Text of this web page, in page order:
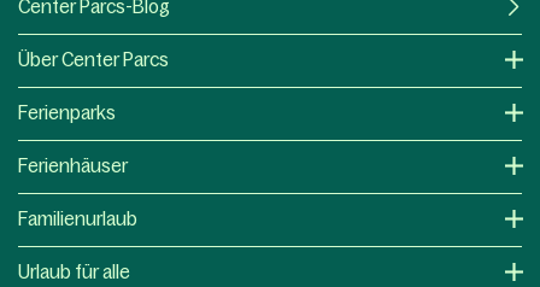
Center Parcs-Blog
Über Center Parcs
Ferienparks
Ferienhäuser
Familienurlaub
Urlaub für alle